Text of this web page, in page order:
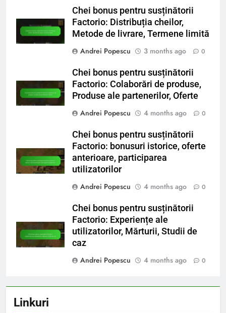
Chei bonus pentru susținătorii
Factorio: Distribuția cheilor,
Metode de livrare, Termene limită
Andrei Popescu
3 months ago 0
Chei bonus pentru susținătorii
Factorio: Colaborări de produse,
Produse ale partenerilor, Oferte
Andrei Popescu
4 months ago 0
Chei bonus pentru susținătorii
Factorio: bonusuri istorice, oferte
anterioare, participarea
utilizatorilor
Andrei Popescu
4 months ago 0
Chei bonus pentru susținătorii
Factorio: Experiențe ale
utilizatorilor, Mărturii, Studii de
caz
Andrei Popescu
4 months ago 0
Linkuri